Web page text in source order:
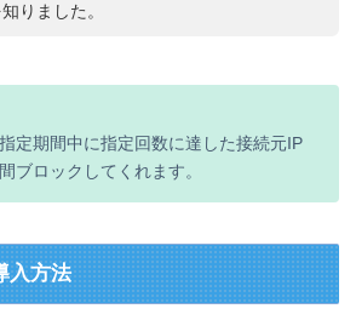
りました。
定期間中に指定回数に達した接続元IP
ブロックしてくれます。
入方法